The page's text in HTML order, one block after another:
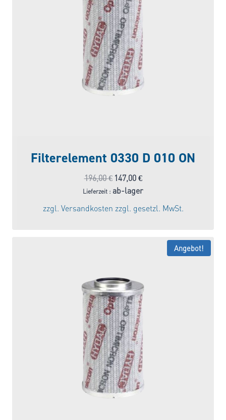
Filterelement 0330 D 010 ON
196,00€ Ursprünglicher
Preis
war:
196,00 €
147,00 €Aktueller
Preis
Lieferzeit : ab-lager
zzgl. Versandkosten zzgl. gesetzl. MwSt.
Angebot!